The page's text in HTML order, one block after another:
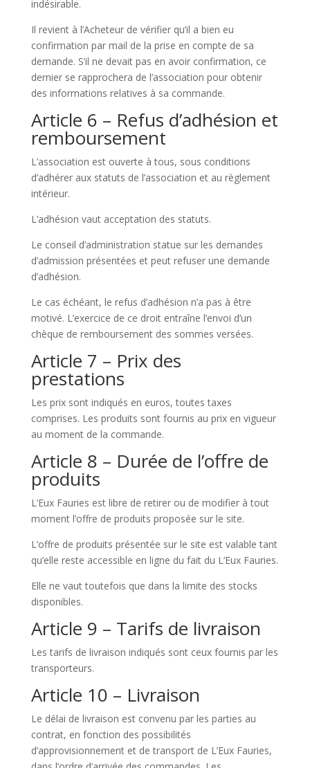
indésirable.
Il revient à l’Acheteur de vérifier qu’il a bien eu
confirmation par mail de la prise en compte de sa
demande. S’il ne devait pas en avoir confirmation, ce
dernier se rapprochera de l’association pour obtenir
des informations relatives à sa commande.
Article 6 – Refus d’adhésion et
remboursement
L’association est ouverte à tous, sous conditions
d’adhérer aux statuts de l’association et au règlement
intérieur.
L’adhésion vaut acceptation des statuts.
Le conseil d’administration statue sur les demandes
d’admission présentées et peut refuser une demande
d’adhésion.
Le cas échéant, le refus d’adhésion n’a pas à être
motivé. L’exercice de ce droit entraîne l’envoi d’un
chèque de remboursement des sommes versées.
Article 7 – Prix des
prestations
Les prix sont indiqués en euros, toutes taxes
comprises. Les produits sont fournis au prix en vigueur
au moment de la commande.
Article 8 – Durée de l’offre de
produits
L’Eux Fauries est libre de retirer ou de modifier à tout
moment l’offre de produits proposée sur le site.
L’offre de produits présentée sur le site est valable tant
qu’elle reste accessible en ligne du fait du L’Eux Fauries.
Elle ne vaut toutefois que dans la limite des stocks
disponibles.
Article 9 – Tarifs de livraison
Les tarifs de livraison indiqués sont ceux fournis par les
transporteurs.
Article 10 – Livraison
Le délai de livraison est convenu par les parties au
contrat, en fonction des possibilités
d’approvisionnement et de transport de L’Eux Fauries,